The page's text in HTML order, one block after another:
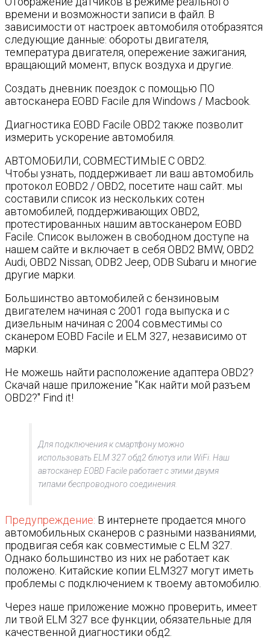
времени и возможности записи в файл. В
зависимости от настроек автомобиля отобразятся
следующие данные: обороты двигателя,
температура двигателя, опережение зажигания,
вращающий момент, впуск воздуха и другие.
Создать дневник поездок с помощью ПО
автосканера EOBD Facile для Windows / Macbook.
Диагностика EOBD Facile OBD2 также позволит
измерить ускорение автомобиля.
АВТОМОБИЛИ, СОВМЕСТИМЫЕ С OBD2.
Чтобы узнать, поддерживает ли ваш автомобиль
протокол EOBD2 / OBD2, посетите наш сайт. мы
составили список из нескольких сотен
автомобилей, поддерживающих OBD2,
протестированных нашим автосканером EOBD
Facile. Список выложен в свободном доступе на
нашем сайте и включает в себя OBD2 BMW, OBD2
Audi, OBD2 Nissan, ODB2 Jeep, ODB Subaru и многие
другие марки.
Большинство автомобилей с бензиновым
двигателем начиная с 2001 года выпуска и с
дизельным начиная с 2004 совместимы со
сканером EOBD Facile и ELM 327, независимо от
марки.
Не можешь найти расположение адаптера OBD2?
Скачай наше приложение "Как найти мой разъем
OBD2?" Find it!
Для подключения к смартфону можно
использовать ELM 327 обд2 блютуз или WiFi. Наш
автосканер EOBD Facile работает с этими двумя
типами беспроводного соединения.
Предупреждение: В интернете продается много
автомобильных сканеров с разными названиями,
продвигая себя как совместимые с ELM 327.
Однако большинство из них не работает как
положено. Китайские копии ELM327 могут иметь
проблемы с подключением к твоему автомобилю.
Через наше приложение можно проверить, имеет
ли твой ELM 327 все функции, обязательные для
качественной диагностики обд2.